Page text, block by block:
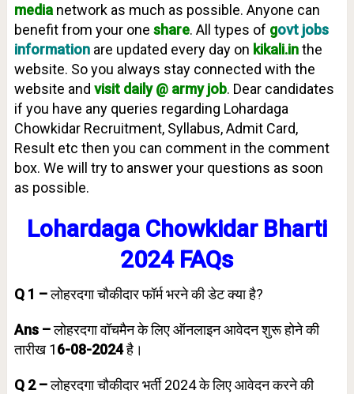
media network as much as possible. Anyone can
benefit from your one share. All types of govt jobs
informationare updated every day on kikali.inthe
website. So you always stay connected with the
website and visit daily @ army job. Dear candidates
if you have any queries regarding Lohardaga
Chowkidar Recruitment, Syllabus, Admit Card,
Result etc then you can comment in the comment
box. We will try to answer your questions as soon
as possible.
Lohardaga Chowkidar Bharti
2024 FAQs
Q 1 –लोहरदगा चौकीदार फॉर्म भरने की डेट क्या है?
Ans –लोहरदगा वॉचमैन के लिए ऑनलाइन आवेदन शुरू होने की
तारीख 16-08-2024है।
Q 2 –लोहरदगा चौकीदार भर्ती 2024 के लिए आवेदन करने की